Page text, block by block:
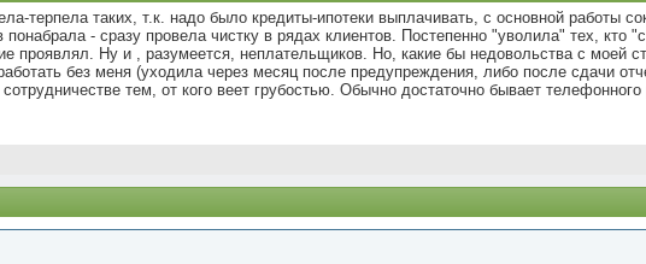
терпела таких, т.к. надо было кредиты-ипотеки выплачивать, с основной работы
- сразу провела чистку в рядах клиентов. Постепенно "уволила" тех, кто
проявлял. Ну и , разумеется, неплательщиков. Но, какие бы недовольства с моей
без меня (уходила через месяц после предупреждения, либо после сдачи
тем, от кого веет грубостью. Обычно достаточно бывает